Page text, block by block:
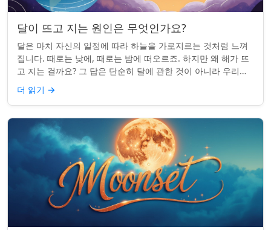
달이 뜨고 지는 원인은 무엇인가요?
달은 마치 자신의 일정에 따라 하늘을 가로지르는 것처럼 느껴
집니다. 때로는 낮에, 때로는 밤에 떠오르죠. 하지만 왜 해가 뜨
고 지는 걸까요? 그 답은 단순히 달에 관한 것이 아니라 우리에
관한 것입니다. 핵심 통찰:...
더 읽기 →